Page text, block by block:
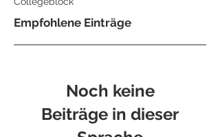
Empfohlene Einträge
Noch keine
Beiträge in dieser